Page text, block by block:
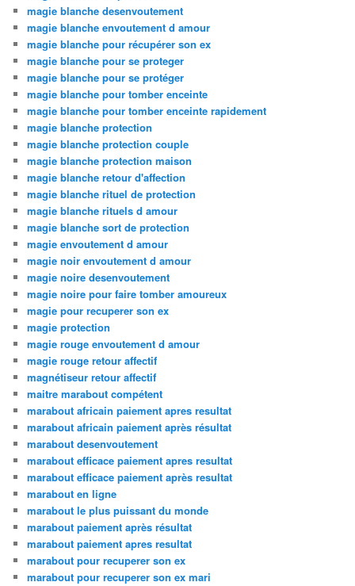
magie blanche desenvoutement
magie blanche envoutement d amour
magie blanche pour récupérer son ex
magie blanche pour se proteger
magie blanche pour se protéger
magie blanche pour tomber enceinte
magie blanche pour tomber enceinte rapidement
magie blanche protection
magie blanche protection couple
magie blanche protection maison
magie blanche retour d'affection
magie blanche rituel de protection
magie blanche rituels d amour
magie blanche sort de protection
magie envoutement d amour
magie noir envoutement d amour
magie noire desenvoutement
magie noire pour faire tomber amoureux
magie pour recuperer son ex
magie protection
magie rouge envoutement d amour
magie rouge retour affectif
magnétiseur retour affectif
maitre marabout compétent
marabout africain paiement apres resultat
marabout africain paiement après résultat
marabout desenvoutement
marabout efficace paiement apres resultat
marabout efficace paiement après resultat
marabout en ligne
marabout le plus puissant du monde
marabout paiement après résultat
marabout paiement apres resultat
marabout pour recuperer son ex
marabout pour recuperer son ex mari